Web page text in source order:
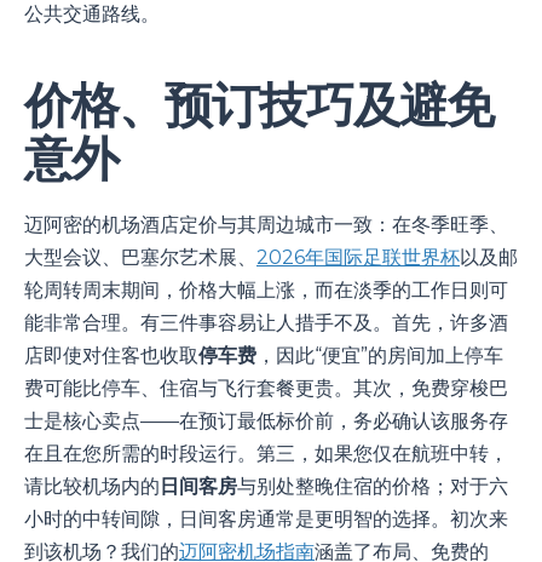
公共交通路线。
价格、预订技巧及避免
意外
迈阿密的机场酒店定价与其周边城市一致：在冬季旺季、
大型会议、巴塞尔艺术展、 2026年国际足联世界杯以及邮
轮周转周末期间，价格大幅上涨，而在淡季的工作日则可
能非常合理。有三件事容易让人措手不及。首先，许多酒
店即使对住客也收取停车费 ，因此“便宜”的房间加上停车
费可能比停车、住宿与飞行套餐更贵。其次，免费穿梭巴
士是核心卖点——在预订最低标价前，务必确认该服务存
在且在您所需的时段运行。第三，如果您仅在航班中转，
请比较机场内的 日间客房与别处整晚住宿的价格；对于六
小时的中转间隙，日间客房通常是更明智的选择。初次来
到该机场？我们的迈阿密机场指南涵盖了布局、免费的